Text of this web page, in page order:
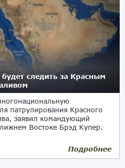
следить за Красным
патрулирования Красного
заявил командующий
Востоке Брэд Купер.
Подробнее